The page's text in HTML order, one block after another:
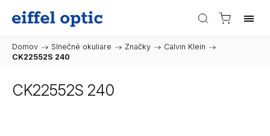
Domov / Slnečné okuliare / Značky / Calvin Klein /
CK22552S 240
CK22552S 240